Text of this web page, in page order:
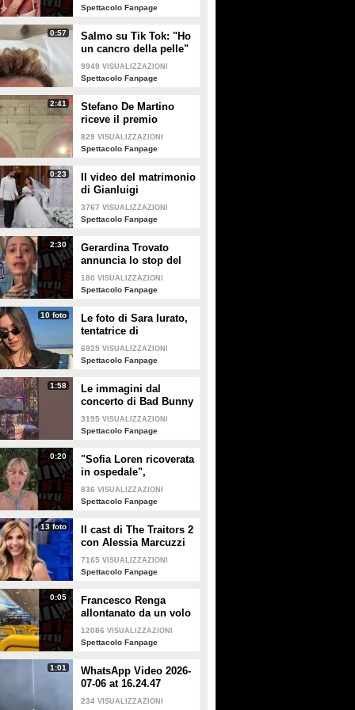
Spettacolo Fanpage
0:57
Salmo su Tik Tok: "Ho
un cancro della pelle"
e apre al dibattito sulle
creme solari
9949 VISUALIZZAZIONI
Spettacolo Fanpage
2:41
Stefano De Martino
riceve il premio
intitolato al padre
Enrico
829 VISUALIZZAZIONI
Spettacolo Fanpage
0:23
Il video del matrimonio
di Gianluigi
Donnarumma e Alessia
Elefante
3767 VISUALIZZAZIONI
Spettacolo Fanpage
2:30
Gerardina Trovato
annuncia lo stop del
tour per problemi di
salute
180 VISUALIZZAZIONI
Spettacolo Fanpage
10 foto
Le foto di Sara Iurato,
tentatrice di
Temptation Island 2026
6925 VISUALIZZAZIONI
Spettacolo Fanpage
1:58
Le immagini dal
concerto di Bad Bunny
a Milano
3195 VISUALIZZAZIONI
Spettacolo Fanpage
0:20
"Sofia Loren ricoverata
in ospedale",
Alessandra Mussolini
smentisce: "È serena e
836 VISUALIZZAZIONI
Spettacolo Fanpage
13 foto
Il cast di The Traitors 2
con Alessia Marcuzzi
7165 VISUALIZZAZIONI
Spettacolo Fanpage
0:05
Francesco Renga
allontanato da un volo
Ryanair dopo una
discussione con gli
12086 VISUALIZZAZIONI
Spettacolo Fanpage
1:01
WhatsApp Video 2026-
07-06 at 16.24.47
234 VISUALIZZAZIONI